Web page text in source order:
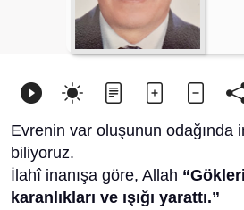
Evrenin var oluşunun odağında
biliyoruz.
İlahî inanışa göre, Allah
karanlıkları ve ışığı yarattı.”